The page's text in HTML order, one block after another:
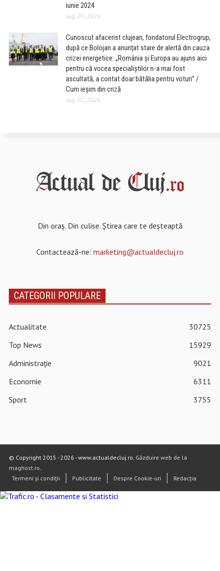
iunie 2024
aug. 03, 2026
Cunoscut afacerist clujean, fondatorul Electrogrup,
după ce Bolojan a anunțat stare de alertă din cauza
crizei energetice: „România și Europa au ajuns aici
pentru că vocea specialiștilor n-a mai fost
ascultată, a contat doar bătălia pentru voturi” /
Cum ieșim din criză
aug. 02, 2026
Din oraș. Din culise. Știrea care te deșteaptă
Contactează-ne: marketing@actualdecluj.ro
CATEGORII POPULARE
Actualitate
30725
Top News
15929
Administrație
9021
Economie
6311
Sport
3755
© Copyright 2015 - 2026 - www.actualdecluj.ro. Găzduire web de la
maghost.ro.
Termeni și condiții
Publicitate Despre Cookie-uri Redacția